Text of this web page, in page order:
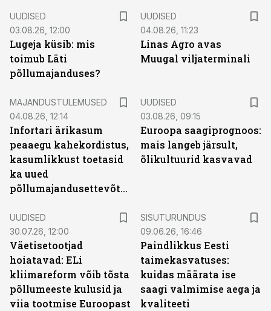
UUDISED
03.08.26, 12:00
Lugeja küsib: mis
toimub Läti
põllumajanduses?
UUDISED
04.08.26, 11:23
Linas Agro avas
Muugal viljaterminali
MAJANDUSTULEMUSED
04.08.26, 12:14
Infortari ärikasum
peaaegu kahekordistus,
kasumlikkust toetasid
ka uued
põllumajandusettevõtted
UUDISED
03.08.26, 09:15
Euroopa saagiprognoos:
mais langeb järsult,
õlikultuurid kasvavad
UUDISED
30.07.26, 12:00
Väetisetootjad
hoiatavad: ELi
kliimareform võib tõsta
põllumeeste kulusid ja
viia tootmise Euroopast
SISUTURUNDUS
09.06.26, 16:46
Paindlikkus Eesti
taimekasvatuses:
kuidas määrata ise
saagi valmimise aega ja
kvaliteeti